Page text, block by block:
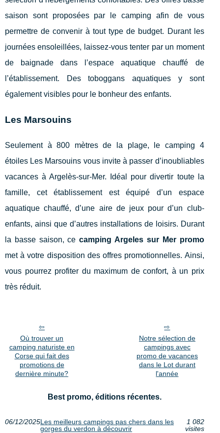
saison sont proposées par le camping afin de vous
permettre de convenir à tout type de budget. Durant les
journées ensoleillées, laissez-vous tenter par un moment
de baignade dans l’espace aquatique chauffé de
l’établissement. Des toboggans aquatiques y sont
également visibles pour le bonheur des enfants.
Les Marsouins
Seulement à 800 mètres de la plage, le camping 4
étoiles Les Marsouins vous invite à passer d’inoubliables
vacances à Argelès-sur-Mer. Idéal pour divertir toute la
famille, cet établissement est équipé d’un espace
aquatique chauffé, d’une aire de jeux pour d’un club-
enfants, ainsi que d’autres installations de loisirs. Durant
la basse saison, cecamping Argeles sur Mer promo
met à votre disposition des offres promotionnelles. Ainsi,
vous pourrez profiter du maximum de confort, à un prix
très réduit.
Où trouver un
camping naturiste en
Corse qui fait des
promotions de
dernière minute?
Notre sélection de
campings avec
promo de vacances
dans le Lot durant
l'année
Best promo, éditions récentes.
06/12/2025Les meilleurs campings pas chers dans les
gorges du verdon à découvrir
1 082
visites